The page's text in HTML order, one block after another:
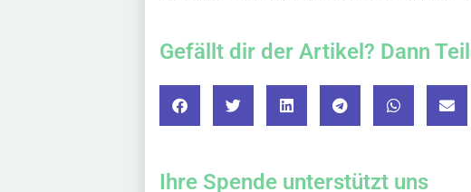
Gefällt dir der Artikel? Dann
Ihre Spende unterstützt uns